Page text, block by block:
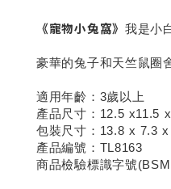
《寵物小兔窩》 我是小
豪華的兔子和天竺鼠圈
適用年齡：3歲以上
產品尺寸：12.5 x11.5
包裝尺寸：13.8 x 7.3
產品編號：TL8163
商品檢驗標識字號